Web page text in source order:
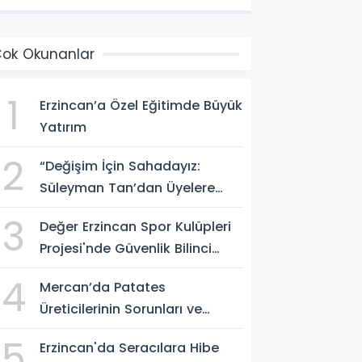
Okunanlar
1
Erzincan’a Özel Eğitimde Büyük
Yatırım
2
“Değişim İçin Sahadayız:
Süleyman Tan’dan Üyelere
3
Değer Erzincan Spor Kulüpleri
Projesi'nde Güvenlik Bilinci
4
Mercan’da Patates
Üreticilerinin Sorunları ve
Yatırıldı
Erzincan'da Seracılara Hibe